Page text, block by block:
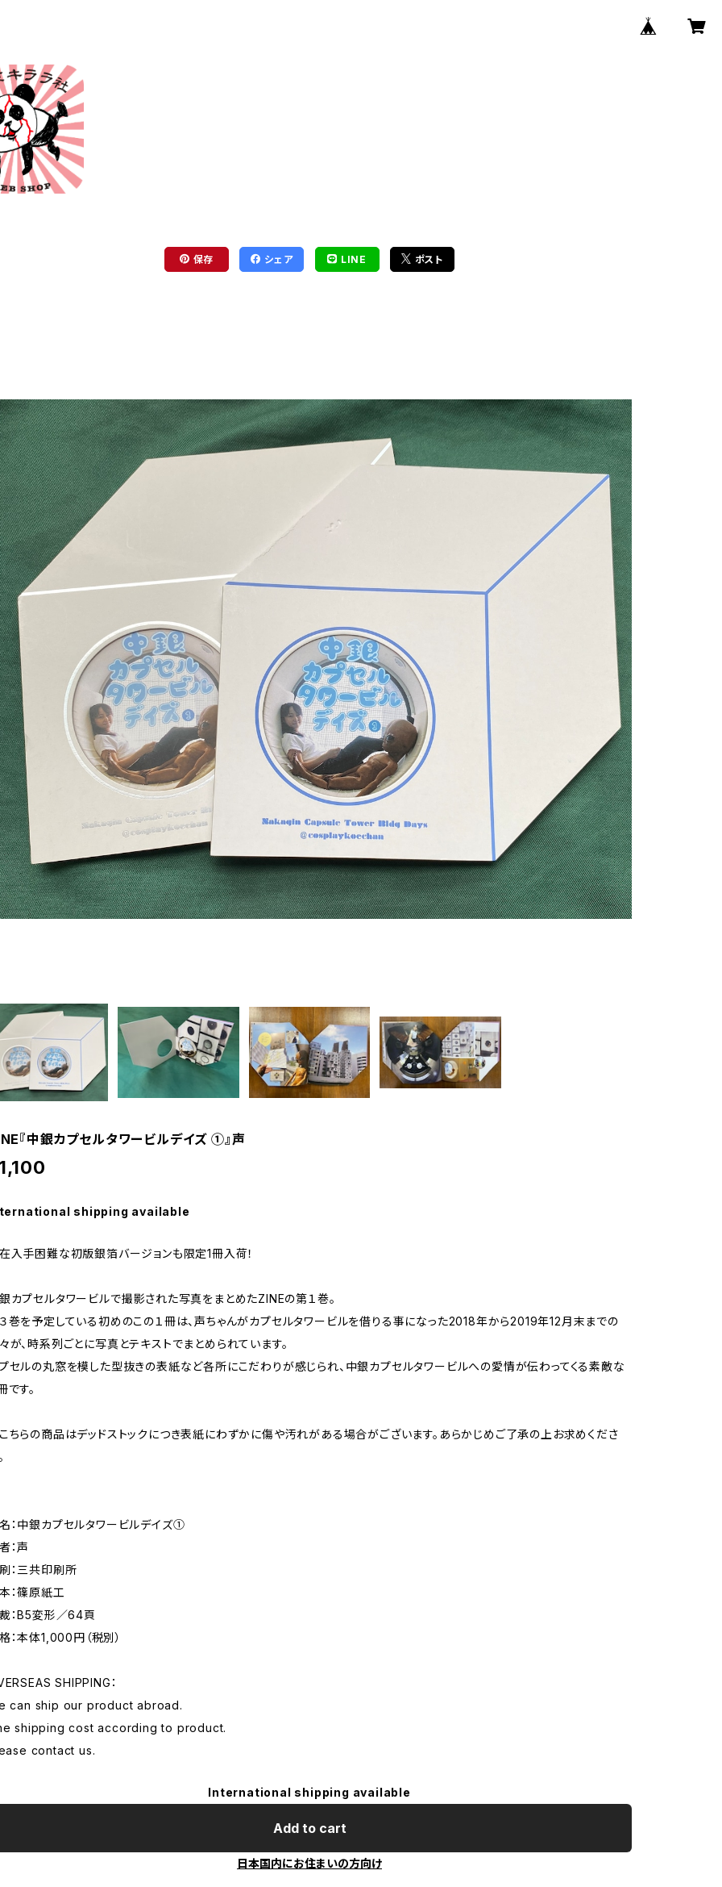
保存 シェア LINE ポスト
『中銀カプセルタワービルデイズ ①』声
shipping available
入手困難な初版銀箔バージョンも限定1冊入荷！
カプセルタワービルで撮影された写真をまとめたZINEの第１巻。
巻を予定している初めのこの１冊は、声ちゃんがカプセルタワービルを借りる事になった2018年から2019年12月末までの
が、時系列ごとに写真とテキストでまとめられています。
セルの丸窓を模した型抜きの表紙など各所にこだわりが感じられ、中銀カプセルタワービルへの愛情が伝わってくる素敵な
です。
ちらの商品はデッドストックにつき表紙にわずかに傷や汚れがある場合がございます。あらかじめご了承の上お求めくださ
：中銀カプセルタワービルデイズ①
：声
：三共印刷所
：篠原紙工
：B5変形／64頁
：本体1,000円（税別）
SHIPPING：
can ship our product abroad.
shipping cost according to product.
contact us.
International shipping available
Add to cart
日本国内にお住まいの方向け